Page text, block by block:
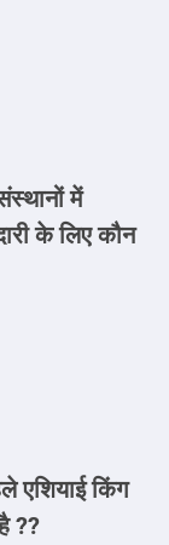
में
के लिए कौन
एशियाई किंग
??